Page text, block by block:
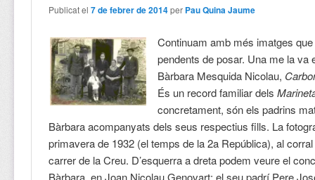
Publicat el7 de febrer de 2014 per Pau Quina Jaume
Continuam amb més imatges
pendents de posar. Una me la va
Bàrbara Mesquida Nicolau,
És un record familiar dels
concretament, són els padrins
Bàrbara acompanyats dels seus respectius fills. La
primavera de 1932 (el temps de la 2a República), al corral
carrer de la Creu. D’esquerra a dreta podem veure el
Bàrbara, en Joan Nicolau Genovart; el seu padrí Pere